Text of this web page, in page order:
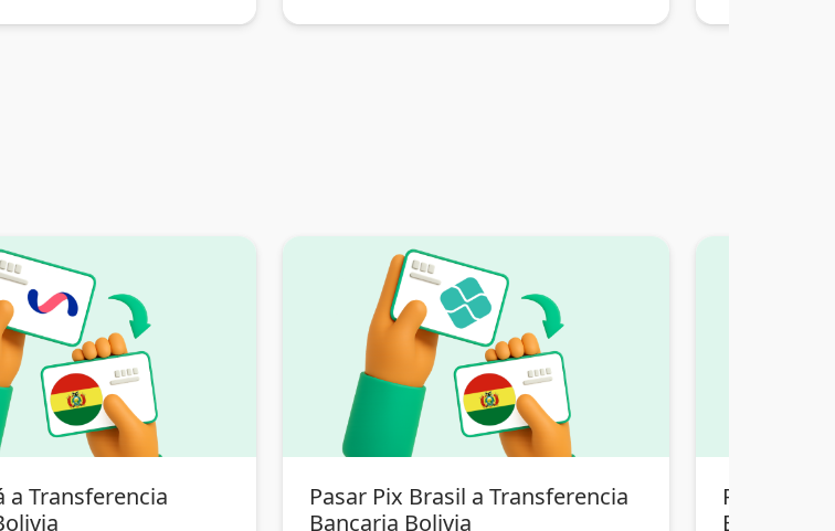
a Transferencia
Pasar Pix Brasil a Transferencia
Bancaria Bolivia
Pasar
Bancaria